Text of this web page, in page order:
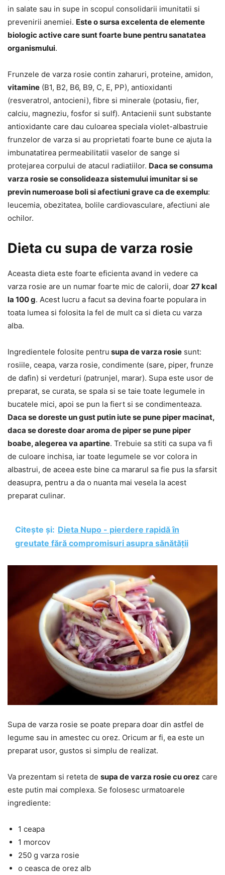
in salate sau in supe in scopul consolidarii imunitatii si
prevenirii anemiei. Este o sursa excelenta de elemente
biologic active care sunt foarte bune pentru sanatatea
organismului.
Frunzele de varza rosie contin zaharuri, proteine, amidon,
vitamine (B1, B2, B6, B9, C, E, PP), antioxidanti
(resveratrol, antocieni), fibre si minerale (potasiu, fier,
calciu, magneziu, fosfor si sulf). Antacienii sunt substante
antioxidante care dau culoarea speciala violet-albastruie
frunzelor de varza si au proprietati foarte bune ce ajuta la
imbunatatirea permeabilitatii vaselor de sange si
protejarea corpului de atacul radiatiilor. Daca se consuma
varza rosie se consolideaza sistemului imunitar si se
previn numeroase boli si afectiuni grave ca de exemplu:
leucemia, obezitatea, bolile cardiovasculare, afectiuni ale
ochilor.
Dieta cu supa de varza rosie
Aceasta dieta este foarte eficienta avand in vedere ca
varza rosie are un numar foarte mic de calorii, doar 27 kcal
la 100 g. Acest lucru a facut sa devina foarte populara in
toata lumea si folosita la fel de mult ca si dieta cu varza
alba.
Ingredientele folosite pentru supa de varza rosie sunt:
rosiile, ceapa, varza rosie, condimente (sare, piper, frunze
de dafin) si verdeturi (patrunjel, marar). Supa este usor de
preparat, se curata, se spala si se taie toate legumele in
bucatele mici, apoi se pun la fiert si se condimenteaza.
Daca se doreste un gust putin iute se pune piper macinat,
daca se doreste doar aroma de piper se pune piper
boabe, alegerea va apartine. Trebuie sa stiti ca supa va fi
de culoare inchisa, iar toate legumele se vor colora in
albastrui, de aceea este bine ca mararul sa fie pus la sfarsit
deasupra, pentru a da o nuanta mai vesela la acest
preparat culinar.
Citește și: Dieta Nupo - pierdere rapidă în
greutate fără compromisuri asupra sănătății
Supa de varza rosie se poate prepara doar din astfel de
legume sau in amestec cu orez. Oricum ar fi, ea este un
preparat usor, gustos si simplu de realizat.
Va prezentam si reteta de supa de varza rosie cu orez care
este putin mai complexa. Se folosesc urmatoarele
ingrediente:
1 ceapa
1 morcov
250 g varza rosie
o ceasca de orez alb